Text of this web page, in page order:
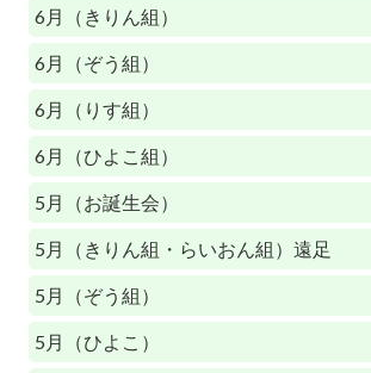
6月（きりん組）
6月（ぞう組）
6月（りす組）
6月（ひよこ組）
5月（お誕生会）
5月（きりん組・らいおん組）遠足
5月（ぞう組）
5月（ひよこ）